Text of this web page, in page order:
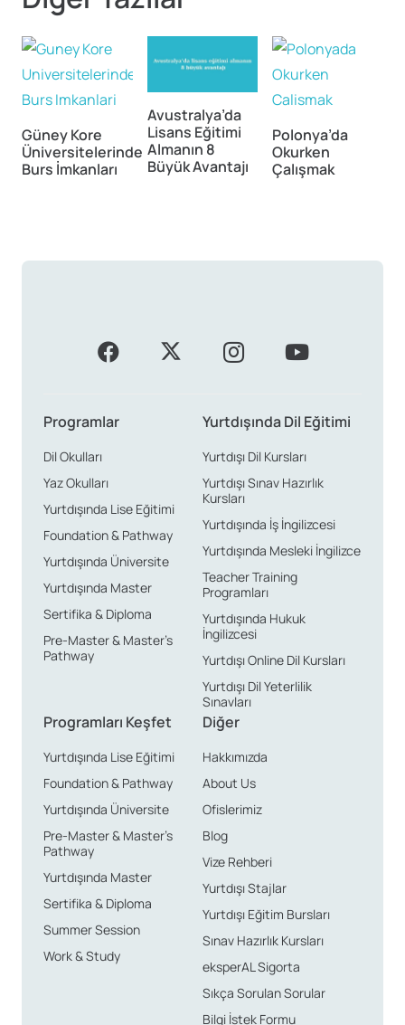
Güney Kore
Üniversitelerinde
Burs İmkanları
Avustralya’da
Lisans Eğitimi
Almanın 8
Büyük Avantajı
Polonya’da
Okurken
Çalışmak
Programlar
Dil Okulları
Yaz Okulları
Yurtdışında Lise Eğitimi
Foundation & Pathway
Yurtdışında Üniversite
Yurtdışında Master
Sertifika & Diploma
Pre-Master & Master’s
Pathway
Yurtdışında Dil Eğitimi
Yurtdışı Dil Kursları
Yurtdışı Sınav Hazırlık
Kursları
Yurtdışında İş İngilizcesi
Yurtdışında Mesleki İngilizce
Teacher Training
Programları
Yurtdışında Hukuk
İngilizcesi
Yurtdışı Online Dil Kursları
Yurtdışı Dil Yeterlilik
Sınavları
Programları Keşfet
Yurtdışında Lise Eğitimi
Foundation & Pathway
Yurtdışında Üniversite
Pre-Master & Master’s
Pathway
Yurtdışında Master
Sertifika & Diploma
Summer Session
Work & Study
Diğer
Hakkımızda
About Us
Ofislerimiz
Blog
Vize Rehberi
Yurtdışı Stajlar
Yurtdışı Eğitim Bursları
Sınav Hazırlık Kursları
eksperAL Sigorta
Sıkça Sorulan Sorular
Bilgi İstek Formu